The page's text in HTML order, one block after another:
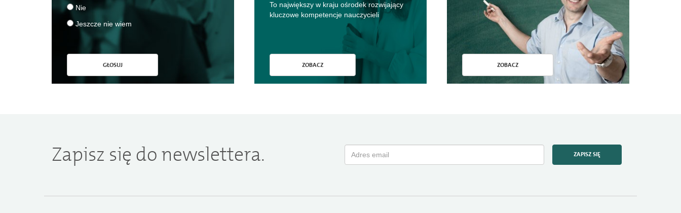
Nie
Jeszcze nie wiem
GŁOSUJ
To największy w kraju ośrodek rozwijający
kluczowe kompetencje nauczycieli
ZOBACZ ZOBACZ
Zapisz się do newslettera. ZAPISZ SIĘ